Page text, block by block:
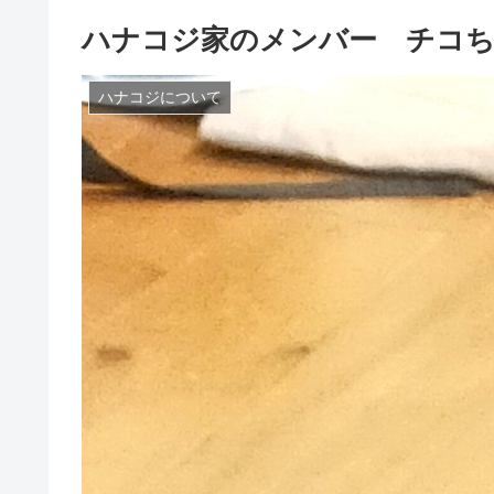
ハナコジ家のメンバー チコ
ハナコジについて